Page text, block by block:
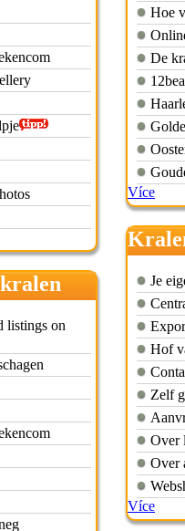
listings on
Hoe
De
Více
Je
Hof
Zelf
Over
Over
Více